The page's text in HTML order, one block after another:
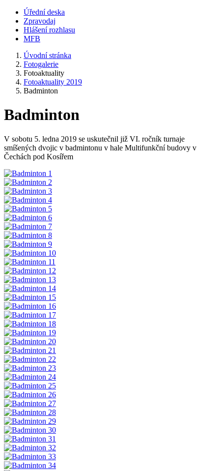
Úřední deska
Zpravodaj
Hlášení rozhlasu
MFB
Úvodní stránka
Fotogalerie
Fotoaktuality
Fotoaktuality 2019
Badminton
Badminton
V sobotu 5. ledna 2019 se uskutečnil již VI. ročník turnaje
smíšených dvojic v badmintonu v hale Multifunkční budovy v
Čechách pod Kosířem